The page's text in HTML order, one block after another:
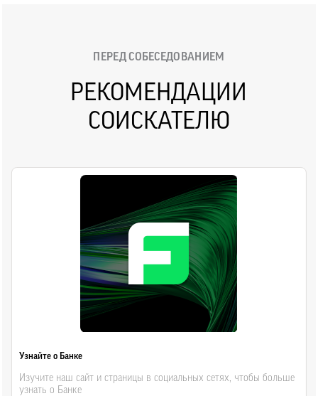
ПЕРЕД СОБЕСЕДОВАНИЕМ
РЕКОМЕНДАЦИИ
СОИСКАТЕЛЮ
Узнайте о Банке
Изучите наш сайт и страницы в социальных сетях, чтобы больше
узнать о Банке